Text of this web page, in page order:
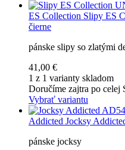
ES Collection Slipy ES
čierne
pánske slipy so zlatými
41,00 €
1 z 1 varianty skladom
Doručíme zajtra po celej
Vybrať variantu
Addicted Jocksy
pánske jocksy